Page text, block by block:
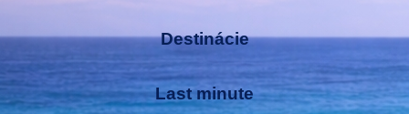
Destinácie
Last minute